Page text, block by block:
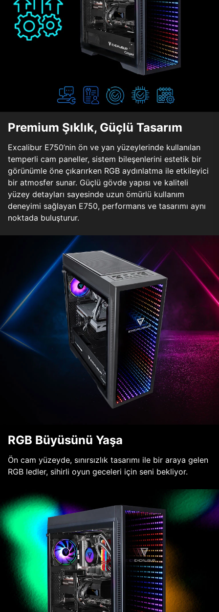
Premium Şıklık, Güçlü Tasarım
Excalibur E750’nin ön ve yan yüzeylerinde kullanılan
temperli cam paneller, sistem bileşenlerini estetik bir
görünümle öne çıkarırken RGB aydınlatma ile etkileyici
bir atmosfer sunar. Güçlü gövde yapısı ve kaliteli
yüzey detayları sayesinde uzun ömürlü kullanım
deneyimi sağlayan E750, performans ve tasarımı aynı
noktada buluşturur.
RGB Büyüsünü Yaşa
Ön cam yüzeyde, sınırsızlık tasarımı ile bir araya gelen
RGB ledler, sihirli oyun geceleri için seni bekliyor.